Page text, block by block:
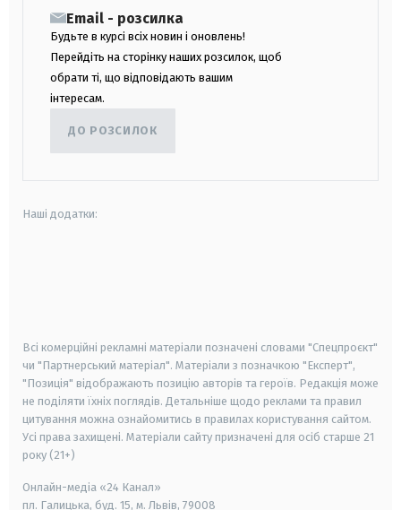
Email - розсилка
Будьте в курсі всіх новин і оновлень!
Перейдіть на сторінку наших розсилок, щоб
обрати ті, що відповідають вашим
інтересам.
ДО РОЗСИЛОК
Наші додатки:
Всі комерційні рекламні матеріали позначені словами "Спецпроєкт"
чи "Партнерський матеріал". Матеріали з позначкою "Експерт",
"Позиція" відображають позицію авторів та героїв. Редакція може
не поділяти їхніх поглядів. Детальніше щодо реклами та правил
цитування можна ознайомитись в правилах користування сайтом.
Усі права захищені. Матеріали сайту призначені для осіб старше 21
року (21+)
Онлайн-медіа «24 Канал»
пл. Галицька, буд. 15, м. Львів, 79008